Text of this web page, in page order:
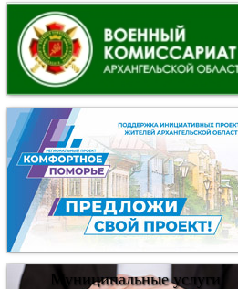
Муниципальные услуги